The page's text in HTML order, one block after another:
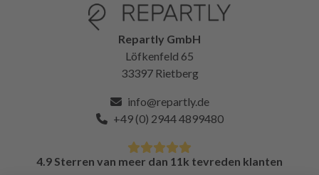
Repartly GmbH
Löfkenfeld 65
33397 Rietberg
info@repartly.de
+49 (0) 2944 4899480
4.9 Sterren van meer dan 11k tevreden klanten